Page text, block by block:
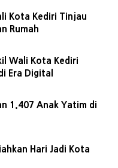
Kota Kediri Tinjau
Rumah
Wali Kota Kediri
Era Digital
1.407 Anak Yatim di
Hari Jadi Kota